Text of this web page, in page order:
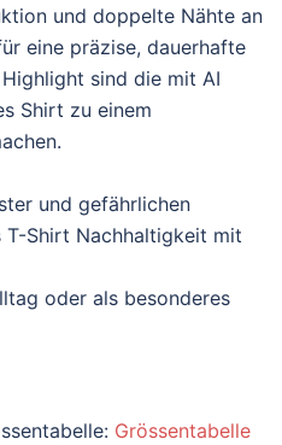
und doppelte Nähte an
eine präzise, dauerhafte
sind die mit AI
Shirt zu einem
und gefährlichen
Shirt Nachhaltigkeit mit
oder als besonderes
Grössentabelle